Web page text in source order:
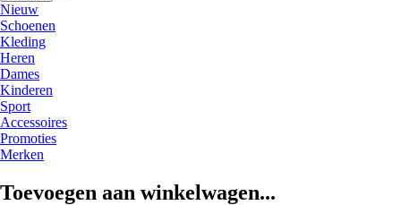
Nieuw
Schoenen
Kleding
Heren
Dames
Kinderen
Sport
Accessoires
Promoties
Merken
Toevoegen aan winkelwagen...